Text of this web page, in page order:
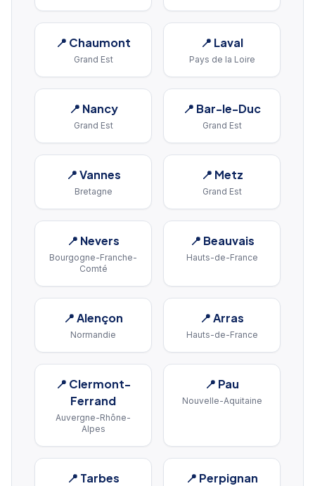
📍 Chaumont
Grand Est
📍 Laval
Pays de la Loire
📍 Nancy
Grand Est
📍 Bar-le-Duc
Grand Est
📍Vannes
Bretagne
📍 Metz
Grand Est
📍 Nevers
Bourgogne-Franche-
Comté
📍 Beauvais
Hauts-de-France
📍Alençon
Normandie
📍Arras
Hauts-de-France
📍 Clermont-
Ferrand
Auvergne-Rhône-
Alpes
📍 Pau
Nouvelle-Aquitaine
📍 Tarbes 📍 Perpignan